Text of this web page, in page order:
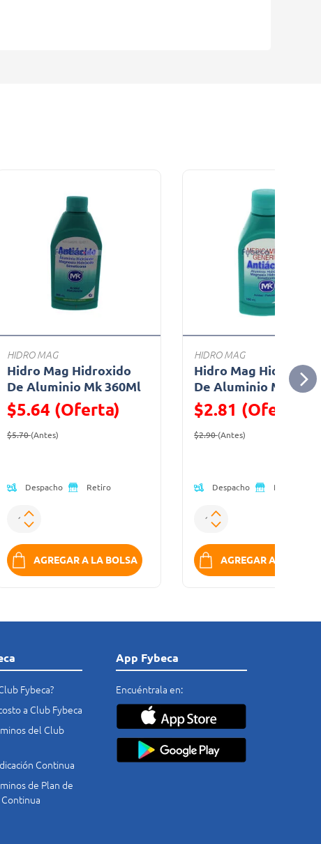
HIDRO MAG
Hidro Mag Hidroxido
De Aluminio Mk 360Ml
$5.64 (Oferta)
Precio reducido de
$5.70(Antes)
Despacho Retiro
AGREGAR A LA BOLSA
HIDRO MAG
Hidro Mag Hidroxido
De Aluminio Mk
$2.81 (Oferta)
Precio reducido de
$2.90(Antes)
Despacho Retiro
AGREGAR A LA
Fybeca?
a Club Fybeca
del Club
Continua
de Plan de
App Fybeca
Encuéntrala en: